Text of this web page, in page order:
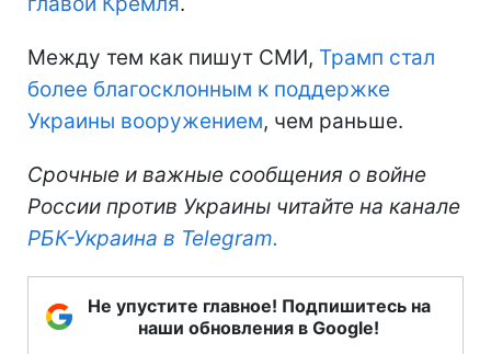
Между тем как пишут СМИ, Трамп стал
более благосклонным к поддержке
Украины вооружением, чем раньше.
Срочные и важные сообщения о войне
России против Украины читайте на канале
РБК-Украина в Telegram.
Не упустите главное! Подпишитесь на
наши обновления в Google!